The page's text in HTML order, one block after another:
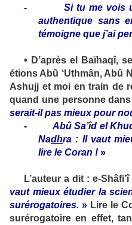
- Si tu me vois
authentique sans
témoigne que j’ai
• D’après el Baïhaqî,
étions Abû ‘Uthmân, Abû
Ashujj et moi en train de
quand une personne
serait-il pas mieux pour
-
Abû Sa’îd el
Nadhra : Il vaut
lire le Coran ! »
L’auteur a dit : e-
vaut mieux étudier la
surérogatoires. » Lire le
surérogatoire en effet,